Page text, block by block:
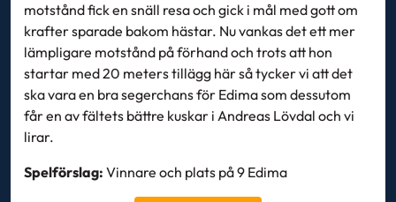
motstånd fick en snäll resa och gick i mål med gott om
krafter sparade bakom hästar. Nu vankas det ett mer
lämpligare motstånd på förhand och trots att hon
startar med 20 meters tillägg här så tycker vi att det
ska vara en bra segerchans för Edima som dessutom
får en av fältets bättre kuskar i Andreas Lövdal och vi
lirar.
Spelförslag: Vinnare och plats på 9 Edima